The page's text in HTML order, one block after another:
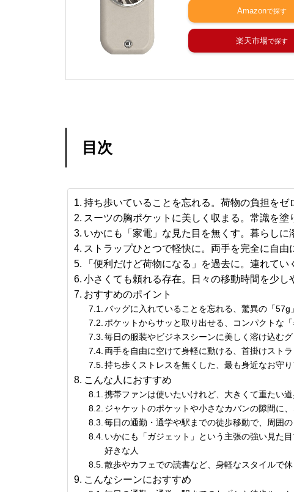
Amazon
楽天市場
目次
持ち歩いていることを忘れる。荷物の負担をゼ
スーツの胸ポケットに美しく収まる。常識を塗
いかにも「家電」な見た目を無くす。暮らしに
ストラップひとつで軽快に。両手を完全に自由
「便利だけど荷物になる」を過去に。連れて
小さくても頼れる存在。日々の移動時間を少し
おすすめのポイント
バッグに入れていることを忘れる、驚異の「57g
ポケットからサッと取り出せる、コンパクトな「
毎日の服装やビジネスシーンに美しく溶け込むグ
両手を自由に空けて身軽に動ける、首掛けストラ
持ち歩くストレスを無くした、最も身近なお守
こんな人におすすめ
携帯ファンは使いたいけれど、大きくて重たい
ジャケットのポケットや小さなカバンの隙間に
毎日の通勤・通学や駅までの徒歩移動で、周囲
いかにも「ガジェット」という主張の強い見た
好きな人
散歩やカフェでの読書など、身軽なスタイルで
こんなシーンにおすすめ